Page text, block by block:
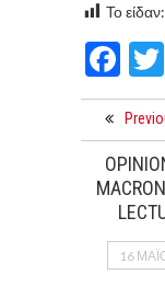
Το είδαν:
16